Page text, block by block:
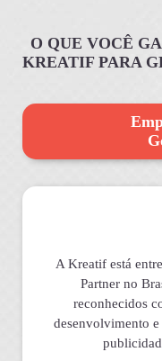
O QUE VOCÊ
KREATIF PARA
A Kreatif está
Partner no
reconhecidos
desenvolvimento e